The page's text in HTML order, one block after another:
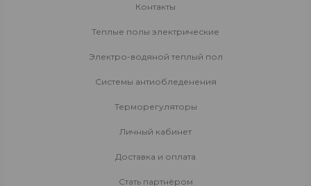
Контакты
Теплые полы электрические
Электро-водяной теплый пол
Системы антиобледенения
Терморегуляторы
Личный кабинет
Доставка и оплата
Стать партнёром